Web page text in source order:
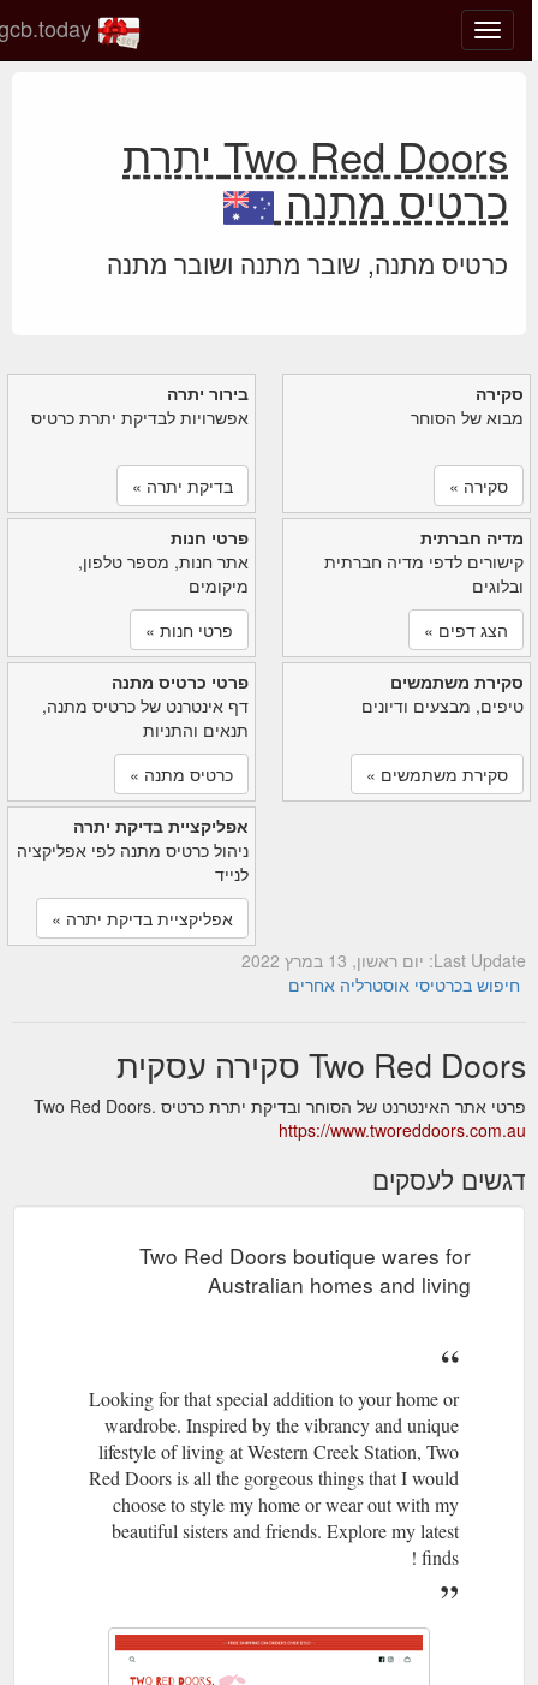
החלף
מצב
gcb.today
Two Red Doors יתרת
כרטיס מתנה
כרטיס מתנה, שובר מתנה ושובר מתנה
בירור יתרה
אפשרויות לבדיקת יתרת כרטיס
בדיקת יתרה »
סקירה
מבוא של הסוחר
סקירה »
פרטי חנות
אתר חנות, מספר טלפון,
מיקומים
פרטי חנות »
מדיה חברתית
קישורים לדפי מדיה חברתית
ובלוגים
הצג דפים »
פרטי כרטיס מתנה
דף אינטרנט של כרטיס מתנה,
תנאים והתניות
כרטיס מתנה »
סקירת משתמשים
טיפים, מבצעים ודיונים
סקירת משתמשים »
אפליקציית בדיקת יתרה
ניהול כרטיס מתנה לפי אפליקציה
לנייד
אפליקציית בדיקת יתרה »
Last Update: יום ראשון, 13 במרץ 2022
חיפוש בכרטיסי אוסטרליה אחרים
Two Red Doors סקירה עסקית
פרטי אתר האינטרנט של הסוחר ובדיקת יתרת כרטיס Two Red Doors.
https://www.tworeddoors.com.au
דגשים לעסקים
Two Red Doors boutique wares for
Australian homes and living
Looking for that special addition to your home or
wardrobe. Inspired by the vibrancy and unique
lifestyle of living at Western Creek Station, Two
Red Doors is all the gorgeous things that I would
choose to style my home or wear out with my
beautiful sisters and friends. Explore my latest
finds !